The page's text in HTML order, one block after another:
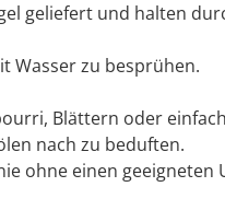
geliefert und halten
Wasser zu besprühen.
Blättern oder
nach zu beduften.
ohne einen geeigneten